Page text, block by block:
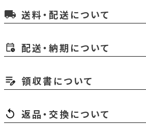
local_shipping 送料・配送について
配送・納期について
領収書について
返品・交換について